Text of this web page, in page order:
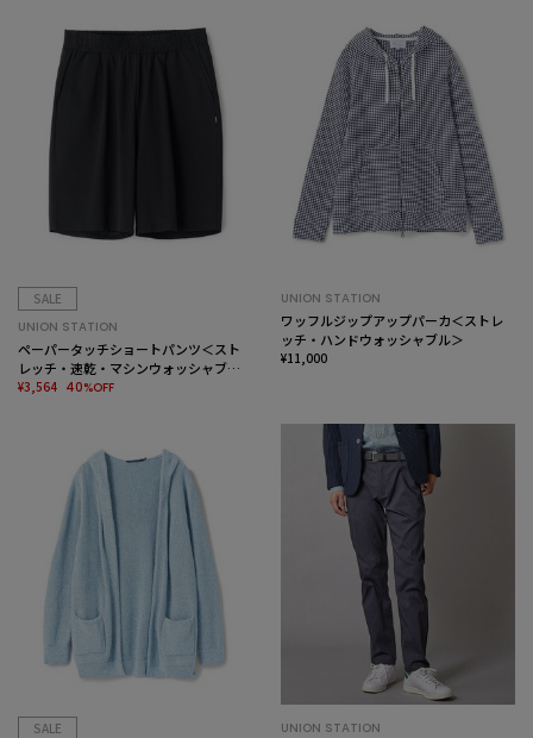
SALE
UNION STATION
ペーパータッチショートパンツ＜スト
レッチ・速乾・マシンウォッシャブ
ル・イージーケア・接触冷感＞
¥3,564 40%OFF
UNION STATION
ワッフルジップアップパーカ＜ストレ
ッチ・ハンドウォッシャブル＞
¥11,000
SALE
UNION STATION